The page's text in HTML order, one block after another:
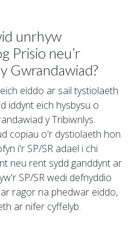
unrhyw
Prisio neu’r
Gwrandawiad?
eiddo ar sail tystiolaeth
iddynt eich hysbysu o
y Tribiwnlys.
copïau o'r dystiolaeth hon.
i'r SP/SR adael i chi
neu rent sydd ganddynt ar
SP/SR wedi defnyddio
ragor na phedwar eiddo,
ar nifer cyffelyb.